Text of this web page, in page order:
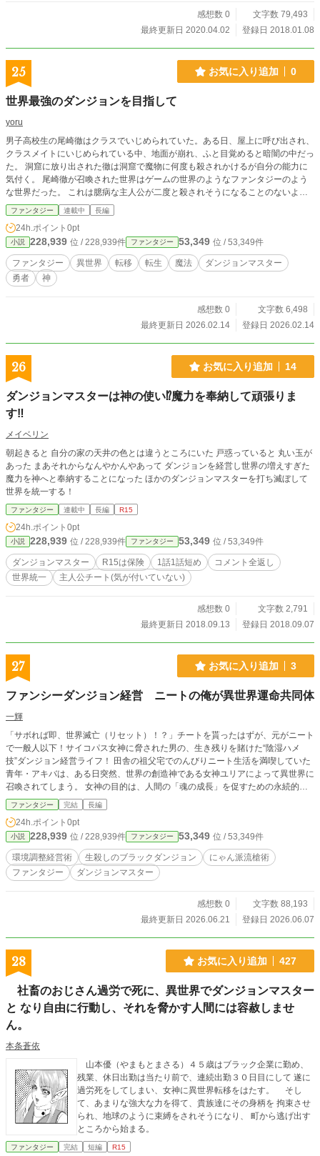
感想数 0
文字数 79,493
最終更新日 2020.04.02
登録日 2018.01.08
25 お気に入り追加 0
世界最強のダンジョンを目指して
yoru
男子高校生の尾崎徹はクラスでいじめられていた。ある日、屋上に呼び出され、
クラスメイトにいじめられている中、地面が崩れ、ふと目覚めると暗闇の中だっ
た。 洞窟に放り出された徹は洞窟で魔物に何度も殺されかけるが自分の能力に
気付く。 尾崎徹が召喚された世界はゲームの世界のようなファンタジーのよう
な世界だった。 これは臆病な主人公が二度と殺されそうになることのないよう
にと最強のダンジョンマスターを目指していく物語である。
ファンタジー 連載中 長編
24h.ポイント 0pt
小説 228,939 位 / 228,939件 ファンタジー 53,349 位 / 53,349件
ファンタジー 異世界 転移 転生 魔法
ダンジョンマスター
勇者
神
感想数 0
文字数 6,498
最終更新日 2026.02.14
登録日 2026.02.14
26 お気に入り追加 14
ダンジョンマスターは神の使い⁉︎魔力を奉納して頑張りま
す‼︎
メイベリン
朝起きると 自分の家の天井の色とは違うところにいた 戸惑っていると 丸い玉が
あった まあそれからなんやかんやあって ダンジョンを経営し世界の増えすぎた
魔力を神へと奉納することになった ほかのダンジョンマスターを打ち滅ぼして
世界を統一する！
ファンタジー 連載中 長編 R15
24h.ポイント 0pt
小説 228,939 位 / 228,939件 ファンタジー 53,349 位 / 53,349件
ダンジョンマスター R15は保険 1話1話短め
コメント全返し
世界統一
主人公チート(気が付いていない)
感想数 0
文字数 2,791
最終更新日 2018.09.13
登録日 2018.09.07
27 お気に入り追加 3
ファンシーダンジョン経営 ニートの俺が異世界運命共同体
一輝
「サボれば即、世界滅亡（リセット）！？」チートを貰ったはずが、元がニート
で一般人以下！サイコパス女神に脅された男の、生き残りを賭けた“陰湿ハメ
技”ダンジョン経営ライフ！ 田舎の祖父宅でのんびりニート生活を満喫していた
青年・アキバは、ある日突然、世界の創造神である女神ユリアによって異世界に
召喚されてしまう。 女神の目的は、人間の「魂の成長」を促すための永続的な
戦闘データの収集。 その手段としてダンジョンマスターに指名されたアキバだ
ったが、提示されたルールは「マスターの死亡＝世界即リセット（滅亡）」とい
う最悪の条件だった！ ログインボーナスで「成長速度２倍」の加護を貰うも、
長年のニート生活で基礎スペックが平均の0.75倍しかないアキバは、サボれば即
座に首を刎ねられる極限状態に陥る。 生き残るため、オタク知識をフル活用し
て「生かさず殺さず」に冒険者をいたぶるブラックダンジョン経営を決意したア
キバ。 無機質な相棒のダンジョンコア・エリス あざと可愛いやらかし妖精・カ
穴、スライム粘液、電撃、そして女神の迷惑な差し入れ（飲むと語尾が「〜にゃ
勢をも翻弄！ アキバは唯一の得意技「小手返し」を武器に、最強のブラック経
営者へと覚醒していく――！
ファンタジー 完結 長編
24h.ポイント 0pt
小説 228,939 位 / 228,939件 ファンタジー 53,349 位 / 53,349件
環境調整経営術 生殺しのブラックダンジョン
にゃん派流槍術
ファンタジー
ダンジョンマスター
感想数 0
文字数 88,193
最終更新日 2026.06.21
登録日 2026.06.07
28 お気に入り追加 427
社畜のおじさん過労で死に、異世界でダンジョンマスター
と なり自由に行動し、それを脅かす人間には容赦しませ
ん。
本条蒼依
山本優（やまもとまさる）４５歳はブラック企業に勤め、
残業、休日出勤は当たり前で、連続出勤３０日目にして 遂に
過労死をしてしまい、女神に異世界転移をはたす。 そし
て、あまりな強大な力を得て、貴族達にその身柄を 拘束させ
られ、地球のように束縛をされそうになり、 町から逃げ出す
ところから始まる。
ファンタジー 完結 短編 R15